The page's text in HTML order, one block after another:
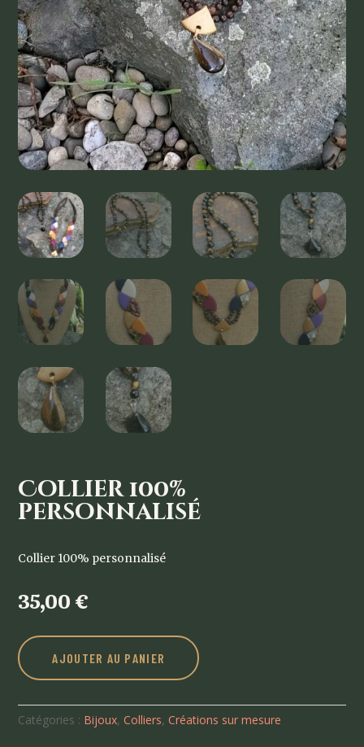
Collier 100%
personnalisé
Collier 100% personnalisé
35,00 €
AJOUTER AU PANIER
Catégories : Bijoux,Colliers,Créations sur mesure